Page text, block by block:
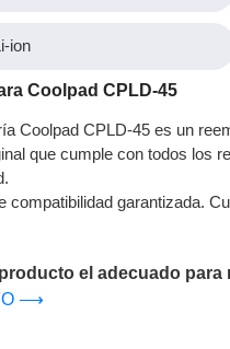
ion
Coolpad CPLD-45
Coolpad CPLD-45 es un
que cumple con todos los
compatibilidad garantizada.
el adecuado para
⟶